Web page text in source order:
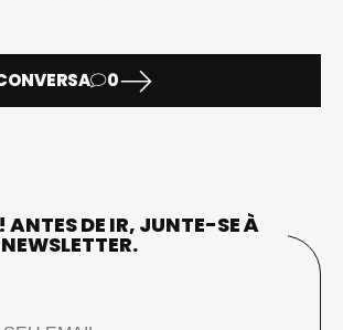
0
ANTES DE IR, JUNTE-SE À